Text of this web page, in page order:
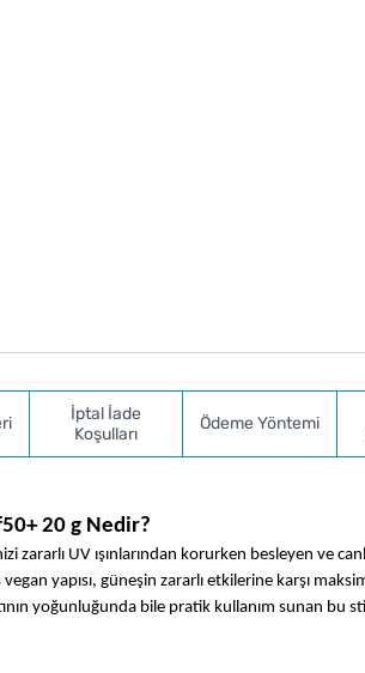
İptal İade
Koşulları
Ödeme Yöntemi
20 g Nedir?
UV ışınlarından korurken besleyen ve
yapısı, güneşin zararlı etkilerine karşı
yoğunluğunda bile pratik kullanım sunan bu